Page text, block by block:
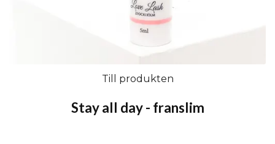
Till produkten
Stay all day - franslim